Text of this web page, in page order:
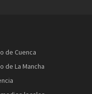
de Cuenca
de La Mancha